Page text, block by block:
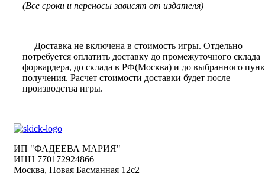
(Все сроки и переносы зависят от издателя)
— Доставка не включена в стоимость игры. Отдельно
потребуется оплатить доставку до промежуточного склада
форвардера, до склада в РФ(Москва) и до выбранного
получения. Расчет стоимости доставки будет после
производства игры.
ИП "ФАДЕЕВА МАРИЯ"
ИНН 770172924866
Москва, Новая Басманная 12с2